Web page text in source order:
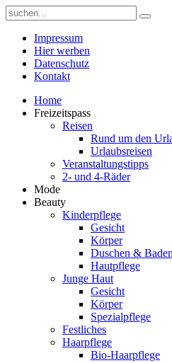
Impressum
Hier werben
Datenschutz
Kontakt
Home
Freizeitspass
Reisen
Rund um den
Urlaubsreisen
Veranstaltungstipps
2- und 4-Räder
Mode
Beauty
Kinderpflege
Gesicht
Körper
Duschen & Baden
Hautpflege
Junge Haut
Gesicht
Körper
Spezialpflege
Festliches
Haarpflege
Bio-Haarpflege